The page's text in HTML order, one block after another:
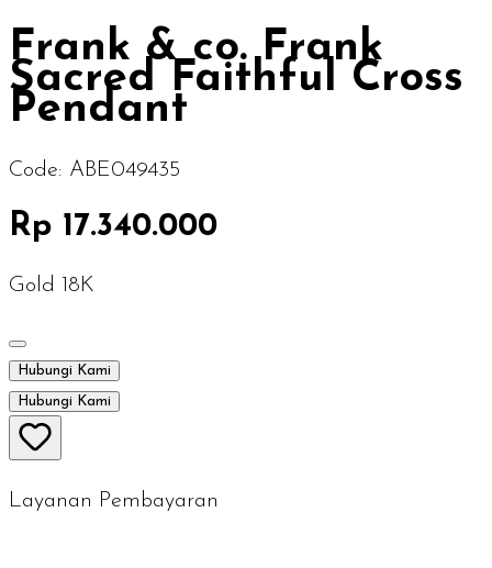
Frank & co. Frank
Sacred Faithful Cross
Pendant
Code: ABE049435
Rp 17.340.000
Gold 18K
Hubungi Kami
Hubungi Kami
Layanan Pembayaran